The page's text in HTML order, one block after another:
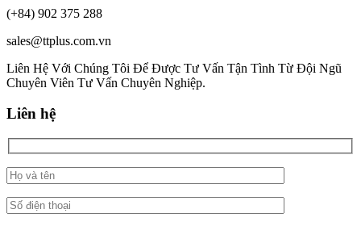
(+84) 902 375 288
sales@ttplus.com.vn
Liên Hệ Với Chúng Tôi Để Được Tư Vấn Tận Tình Từ Đội Ngũ
Chuyên Viên Tư Vấn Chuyên Nghiệp.
Liên hệ